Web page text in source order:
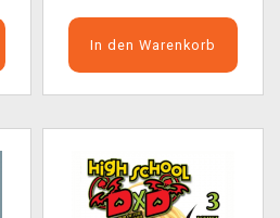
In den Warenkorb